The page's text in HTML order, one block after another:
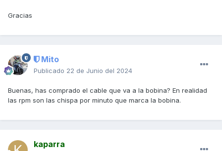
Gracias
Mito
Publicado 22 de Junio del 2024
Buenas, has comprado el cable que va a la bobina? En realidad
las rpm son las chispa por minuto que marca la bobina.
kaparra